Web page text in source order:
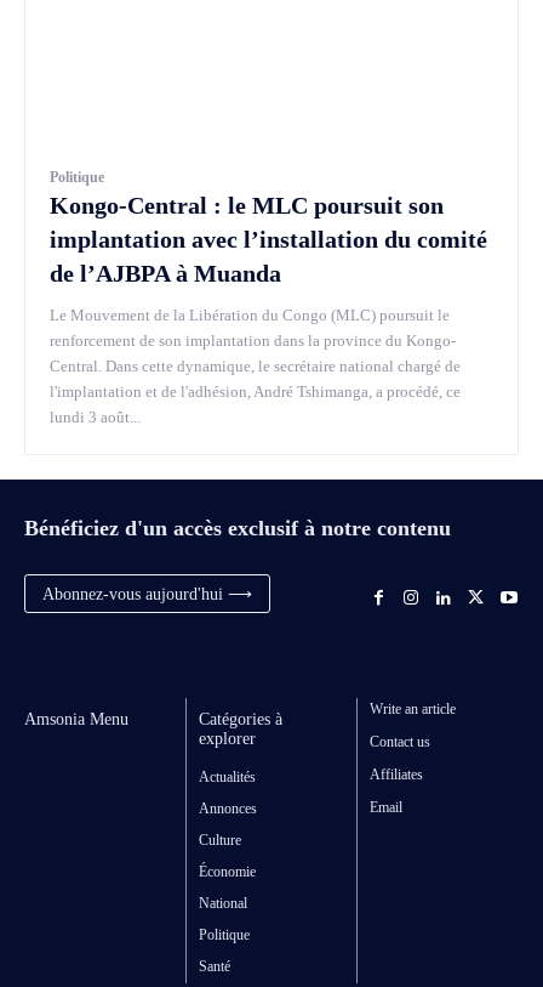
Politique
Kongo-Central : le MLC poursuit son
implantation avec l’installation du comité
de l’AJBPA à Muanda
Le Mouvement de la Libération du Congo (MLC) poursuit le
renforcement de son implantation dans la province du Kongo-
Central. Dans cette dynamique, le secrétaire national chargé de
l'implantation et de l'adhésion, André Tshimanga, a procédé, ce
lundi 3 août...
Bénéficiez d'un accès exclusif à notre contenu
Abonnez-vous aujourd'hui ⟶
Amsonia Menu
Catégories à
explorer
Actualités
Annonces
Culture
Économie
National
Politique
Santé
Write an article
Contact us
Affiliates
Email